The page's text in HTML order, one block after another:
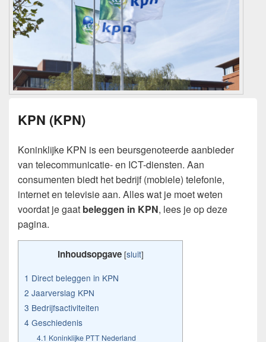
KPN (KPN)
Koninklijke KPN is een beursgenoteerde aanbieder
van telecommunicatie- en ICT-diensten. Aan
consumenten biedt het bedrijf (mobiele) telefonie,
internet en televisie aan. Alles wat je moet weten
voordat je gaat beleggen in KPN, lees je op deze
pagina.
Inhoudsopgave [sluit]
1 Direct beleggen in KPN
2 Jaarverslag KPN
3 Bedrijfsactiviteiten
4 Geschiedenis
4.1 Koninklijke PTT Nederland